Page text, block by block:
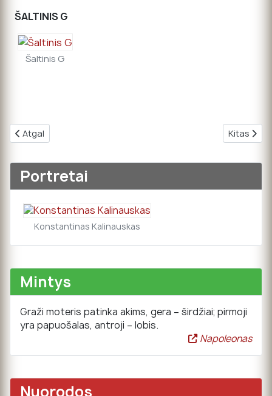
ŠALTINIS G
Šaltinis G
Ankstesnis straipsnis: 03. Tekstas, žemėlapis /2001
Atgal Kitas
Kitas
Portretai
Konstantinas Kalinauskas
Mintys
Graži moteris patinka akims, gera – širdžiai; pirmoji
yra papuošalas, antroji – lobis.
Napoleonas
Nuorodos